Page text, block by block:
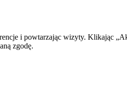
i powtarzając wizyty. Klikając
zgodę.